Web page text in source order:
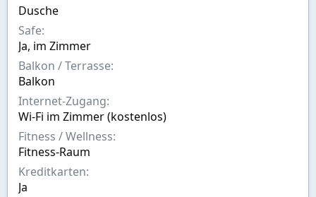
Dusche
Safe
Ja, im Zimmer
Balkon / Terrasse
Balkon
Internet-Zugang
Wi-Fi im Zimmer (kostenlos)
Fitness / Wellness
Fitness-Raum
Kreditkarten
Ja